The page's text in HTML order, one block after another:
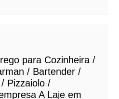
para Cozinheira /
/ Bartender /
Pizzaiolo /
A Laje em